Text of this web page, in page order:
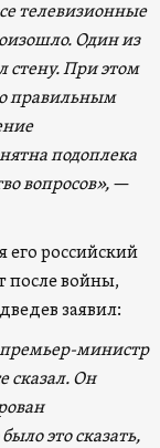
телевизионные
Один из
стену. При этом
правильным
подоплека
вопросов», —
российский
после войны,
заявил:
премьер-министр
сказал. Он
это сказать,